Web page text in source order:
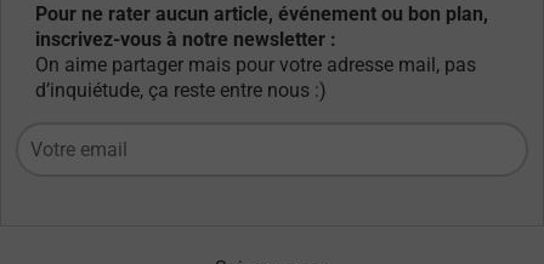
Pour ne rater aucun article, événement ou bon plan,
inscrivez-vous à notre newsletter :
On aime partager mais pour votre adresse mail, pas
d’inquiétude, ça reste entre nous :)